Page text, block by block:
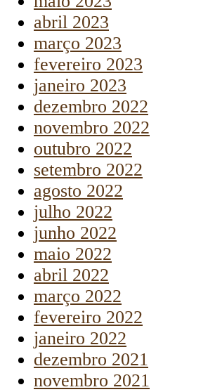
abril 2023
março 2023
fevereiro 2023
janeiro 2023
dezembro 2022
novembro 2022
outubro 2022
setembro 2022
agosto 2022
julho 2022
junho 2022
maio 2022
abril 2022
março 2022
fevereiro 2022
janeiro 2022
dezembro 2021
novembro 2021